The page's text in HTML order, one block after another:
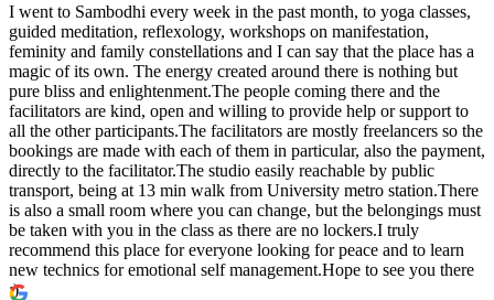
I went to Sambodhi every week in the past month, to yoga classes,
guided meditation, reflexology, workshops on manifestation,
feminity and family constellations and I can say that the place has a
magic of its own. The energy created around there is nothing but
pure bliss and enlightenment.The people coming there and the
facilitators are kind, open and willing to provide help or support to
all the other participants.The facilitators are mostly freelancers so the
bookings are made with each of them in particular, also the payment,
directly to the facilitator.The studio easily reachable by public
transport, being at 13 min walk from University metro station.There
is also a small room where you can change, but the belongings must
be taken with you in the class as there are no lockers.I truly
recommend this place for everyone looking for peace and to learn
new technics for emotional self management.Hope to see you there
:)